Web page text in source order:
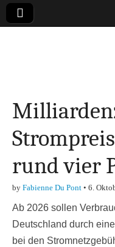
&
rund vier
by Fabienne Du Pont • 6.
Ab 2026 sollen
Deutschland durch
bei den